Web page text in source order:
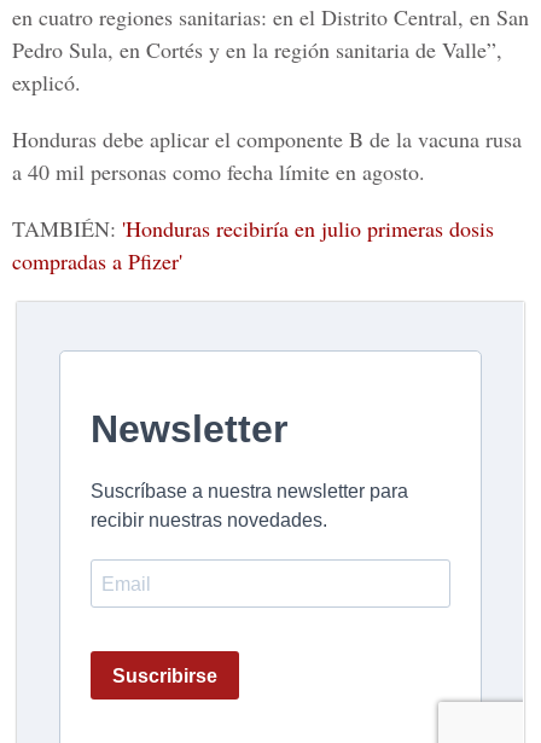
en cuatro regiones sanitarias: en el Distrito Central, en San
Pedro Sula, en Cortés y en la región sanitaria de Valle”,
explicó.
Honduras debe aplicar el componente B de la vacuna rusa
a 40 mil personas como fecha límite en agosto.
TAMBIÉN: 'Honduras recibiría en julio primeras dosis
compradas a Pfizer'